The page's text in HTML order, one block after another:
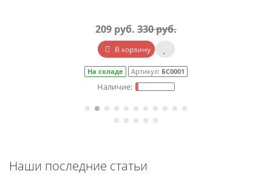
209 руб. 330 руб.
В корзину
На складе Артикул: БС0001
Наши последние статьи